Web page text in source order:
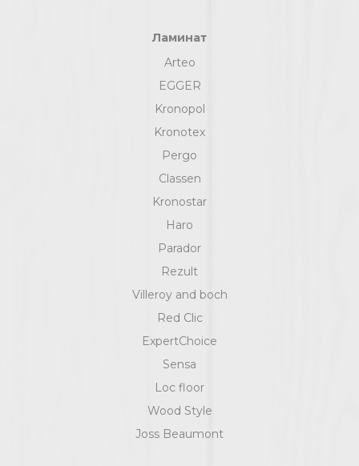
Ламинат
Arteo
EGGER
Kronopol
Kronotex
Pergo
Classen
Kronostar
Haro
Parador
Rezult
Villeroy and boch
Red Clic
ExpertChoice
Sensa
Loc floor
Wood Style
Joss Beaumont